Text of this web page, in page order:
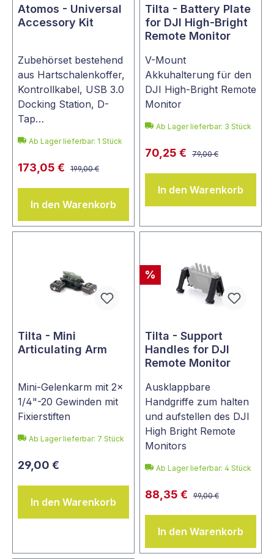
Atomos - Universal
Accessory Kit
Zubehörset bestehend
aus Hartschalenkoffer,
Kontrollkabel, USB 3.0
Docking Station, D-
Tap…
Ab Lager lieferbar: 1 Stück
173,05 € 199,00 €
In den Warenkorb
Tilta - Battery Plate
for DJI High-Bright
Remote Monitor
V-Mount
Akkuhalterung für den
DJI High-Bright Remote
Monitor
Ab Lager lieferbar: 3 Stück
70,25 € 79,00 €
In den Warenkorb
Tilta - Mini
Articulating Arm
Mini-Gelenkarm mit 2x
1/4"-20 Gewinden mit
Fixierstiften
Ab Lager lieferbar: 7 Stück
29,00 €
In den Warenkorb
%
Tilta - Support
Handles for DJI
Remote Monitor
Ausklappbare
Handgriffe zum halten
und aufstellen des DJI
High Bright Remote
Monitors
Ab Lager lieferbar: 4 Stück
88,35 € 99,00 €
In den Warenkorb